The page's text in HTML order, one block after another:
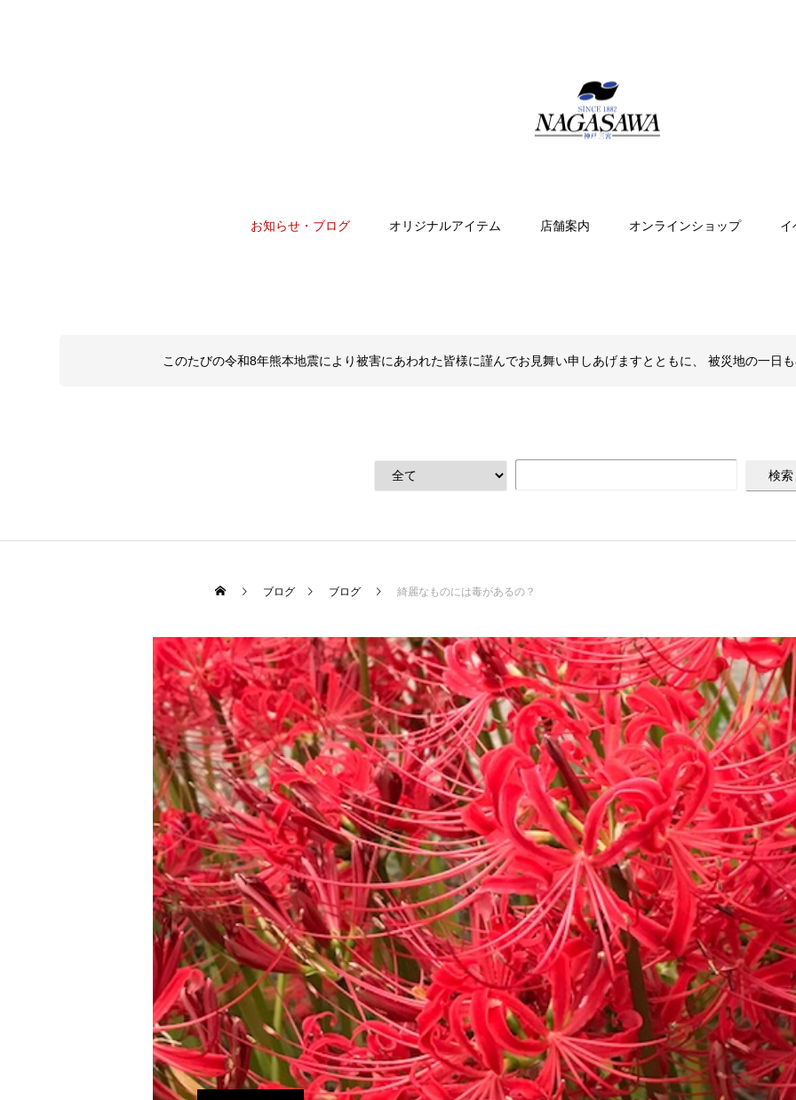
お知らせ・ブログ オリジナルアイテム 店舗案内 オンラインショップ イ
このたびの令和8年熊本地震により被害にあわれた皆様に謹んでお見舞い申しあげますとともに、 被災地の一日
ブログ ブログ 綺麗なものには毒があるの？